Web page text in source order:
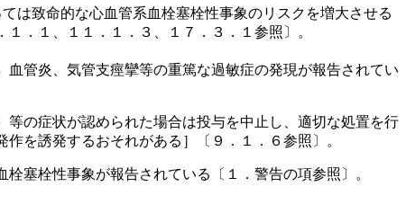
は致命的な心血管系血栓塞栓性事象のリスクを増大させる
．１、１１．１．３、１７．３．１参照〕。
を誘発するおそれがある］〔９．１．６参照〕。
管炎、気管支痙攣等の重篤な過敏症の発現が報告されてい
の症状が認められた場合は投与を中止し、適切な処置を行
塞栓性事象が報告されている〔１．警告の項参照〕。